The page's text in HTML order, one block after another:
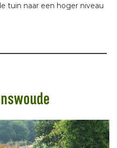
tuin naar een hoger niveau